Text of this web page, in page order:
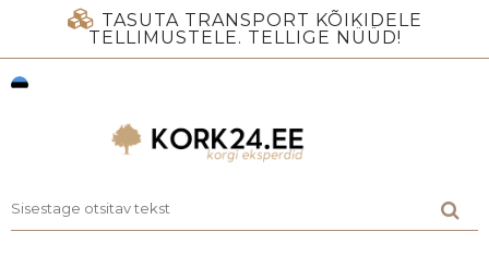
TASUTA TRANSPORT KÕIKIDELE
TELLIMUSTELE. TELLIGE NÜÜD!